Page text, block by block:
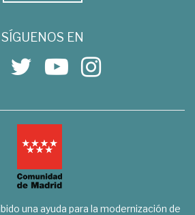
SÍGUENOS EN
una ayuda para la modernización de